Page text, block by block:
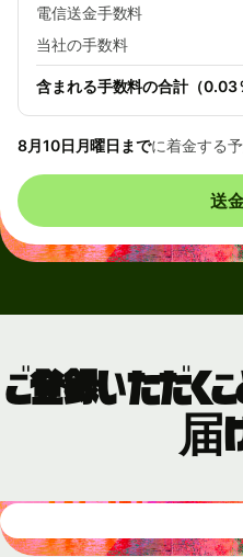
電信送金手数料
当社の手数料
含まれる手数料の合計（0.03
8月10日月曜日までに着金する
送
ご登録いただく
届